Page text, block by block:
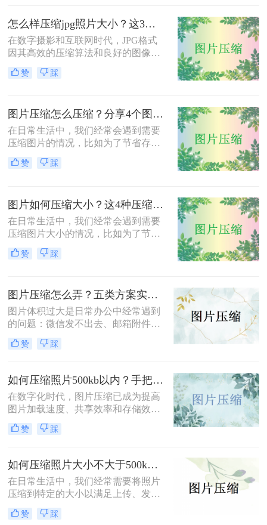
图片压缩到200K以下的有效方法，帮
助您轻松完成图片压缩，同时保持较
高的图片质量。
怎么样压缩jpg照片大小？这3种图片压缩方法一定要会！
在数字摄影和互联网时代，JPG格式
因其高效的压缩算法和良好的图像质
量而广受欢迎。然而，有时JPG照片
的大小可能过大，不便于分享、上传
小的方法，旨在帮助用户根据实际需
求选择合适的压缩方式。
赞 踩
图片压缩怎么压缩？分享4个图片压缩方法！
在日常生活中，我们经常会遇到需要
压缩图片的情况，比如为了节省存储
空间、加快网页加载速度或减少文件
传输时间。那么图片压缩怎么压缩
时保持较高的图片质量。
赞 踩
图片如何压缩大小？这4种压缩方法请务必学会！
在日常生活中，我们经常会遇到需要
压缩图片大小的情况，比如为了节省
存储空间、加快网页加载速度或减少
文件传输时间。那么图片如何压缩大
缩，同时保持较高的图片质量。
赞 踩
图片压缩怎么弄？五类方案实测对比，一张表看懂怎么选！
图片体积过大是日常办公中经常遇到
的问题：微信发不出去、邮箱附件超
限、网页上传被拒、本地存储吃紧。
不同压缩方法在压缩率、画质损失、
可能导致图片模糊到无法使用，或者
压缩后体积几乎没变。
赞 踩
如何压缩照片500kb以内？手把手教你4个压缩方法！
在数字化时代，图片压缩已成为提高
图片加载速度、共享效率和存储效率
的重要手段。无论是个人用户还是企
业用户，都经常需要将照片压缩到特
压缩照片500kb以内呢？本文将介绍
四种将照片压缩到500KB以内的方
法。
赞 踩
如何压缩照片大小不大于500k？学会这2种压缩方法轻松解决！
在日常生活中，我们经常需要将照片
压缩到特定的大小以满足上传、发送
或存储的需求。那么如何压缩照片大
小不大于500k呢？本文将介绍两种将
赞 踩